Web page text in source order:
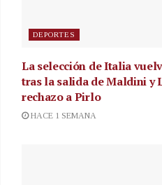
DEPORTES
La selección de Italia
tras la salida de Maldini y
rechazo a Pirlo
HACE 1 SEMANA